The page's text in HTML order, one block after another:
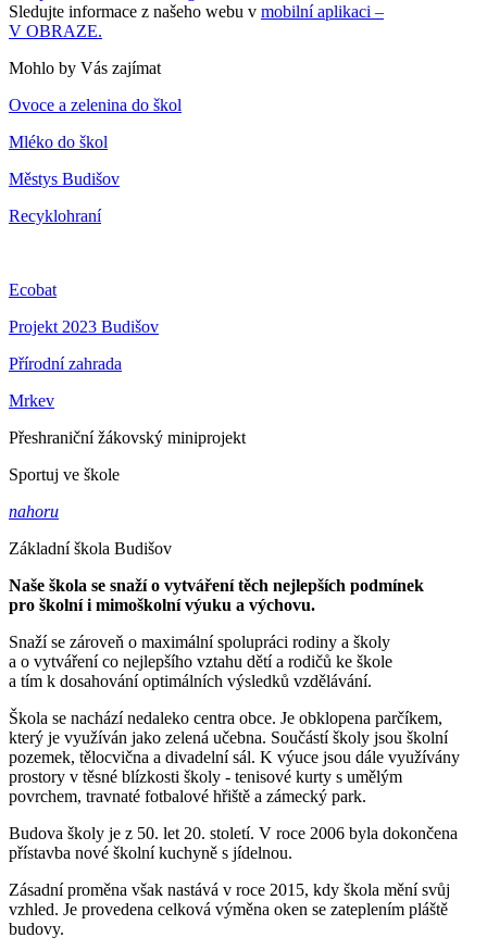
Sledujte informace z našeho webu v mobilní aplikaci –
V OBRAZE.
Mohlo by Vás zajímat
Ovoce a zelenina do škol
Mléko do škol
Městys Budišov
Recyklohraní
Ecobat
Projekt 2023 Budišov
Přírodní zahrada
Mrkev
Přeshraniční žákovský miniprojekt
Sportuj ve škole
nahoru
Základní škola Budišov
Naše škola se snaží o vytváření těch nejlepších podmínek
pro školní i mimoškolní výuku a výchovu.
Snaží se zároveň o maximální spolupráci rodiny a školy
a o vytváření co nejlepšího vztahu dětí a rodičů ke škole
a tím k dosahování optimálních výsledků vzdělávání.
Škola se nachází nedaleko centra obce. Je obklopena parčíkem,
který je využíván jako zelená učebna. Součástí školy jsou školní
pozemek, tělocvična a divadelní sál. K výuce jsou dále využívány
prostory v těsné blízkosti školy - tenisové kurty s umělým
povrchem, travnaté fotbalové hřiště a zámecký park.
Budova školy je z 50. let 20. století. V roce 2006 byla dokončena
přístavba nové školní kuchyně s jídelnou.
Zásadní proměna však nastává v roce 2015, kdy škola mění svůj
vzhled. Je provedena celková výměna oken se zateplením pláště
budovy.